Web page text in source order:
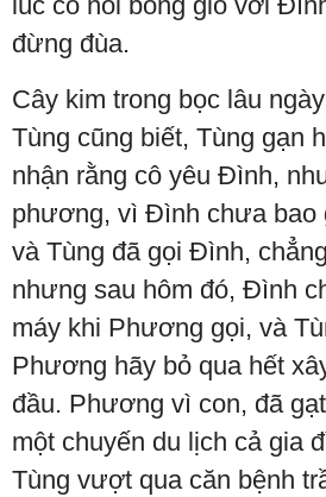
đừng đùa.
Cây kim trong bọc lâu
Tùng cũng biết, Tùng gạn
nhận rằng cô yêu Đình,
phương, vì Đình chưa bao
và Tùng đã gọi Đình,
nhưng sau hôm đó, Đình
máy khi Phương gọi, và
Phương hãy bỏ qua hết
đầu. Phương vì con, đã
một chuyến du lịch cả gia
Tùng vượt qua căn bệnh